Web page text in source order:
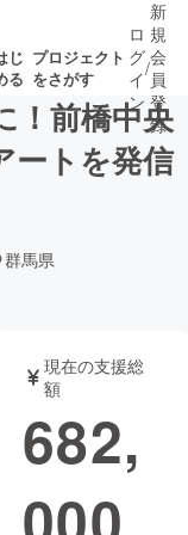
じ
る
プロジェクト
をさがす
近いプ
書籍・雑誌
チャレンジ
ロ
グ
イ
ン
/
新
規
会
員
登
録
！前橋中央
ートを発信
群馬県
現在の支援総
額
682,